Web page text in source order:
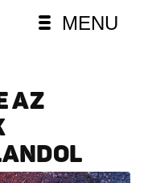
MENU
AZ